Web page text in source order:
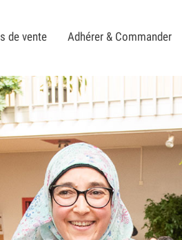
de vente Adhérer & Commander